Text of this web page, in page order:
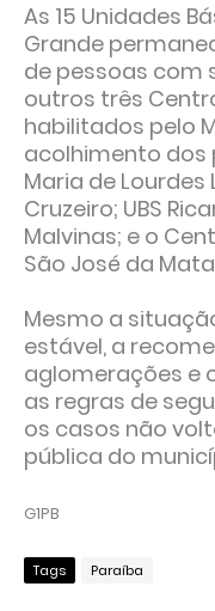
As 15 Unidades
Grande
de pessoas com
outros três
habilitados pelo
acolhimento dos
Maria de Lourdes
Cruzeiro; UBS
Malvinas; e o
São José da
Mesmo a
estável, a
aglomerações e
as regras de
os casos não
pública do
G1PB
Tags Paraíba